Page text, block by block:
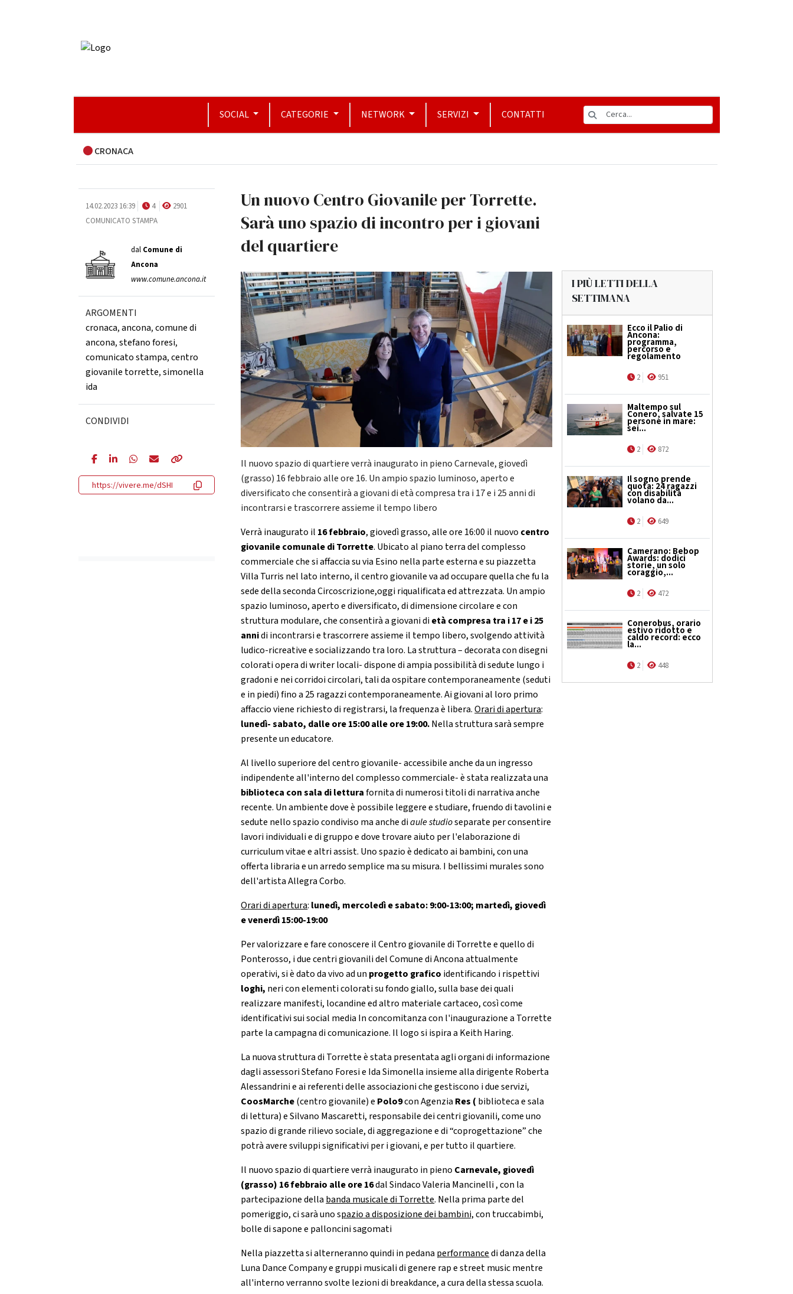
SOCIAL CATEGORIE NETWORK SERVIZI CONTATTI
CRONACA
14.02.2023 16:39 4
2901
COMUNICATO STAMPA
dal Comune di
Ancona
www.comune.ancona.it
ARGOMENTI
cronaca,ancona,comune di
ancona,stefano foresi,
comunicato stampa,centro
giovanile torrette,simonella
ida
CONDIVIDI
https://vivere.me/dSHI
Un nuovo Centro Giovanile per Torrette.
Sarà uno spazio di incontro per i giovani
del quartiere
Il nuovo spazio di quartiere verrà inaugurato in pieno Carnevale, giovedì
(grasso) 16 febbraio alle ore 16. Un ampio spazio luminoso, aperto e
diversificato che consentirà a giovani di età compresa tra i 17 e i 25 anni di
incontrarsi e trascorrere assieme il tempo libero
Verrà inaugurato il 16 febbraio, giovedì grasso, alle ore 16:00 il nuovo centro
giovanile comunale di Torrette. Ubicato al piano terra del complesso
commerciale che si affaccia su via Esino nella parte esterna e su piazzetta
Villa Turris nel lato interno, il centro giovanile va ad occupare quella che fu la
sede della seconda Circoscrizione,oggi riqualificata ed attrezzata. Un ampio
spazio luminoso, aperto e diversificato, di dimensione circolare e con
struttura modulare, che consentirà a giovani dietà compresa tra i 17 e i 25
annidi incontrarsi e trascorrere assieme il tempo libero, svolgendo attività
ludico-ricreative e socializzando tra loro. La struttura – decorata con disegni
colorati opera di writer locali- dispone di ampia possibilità di sedute lungo i
gradoni e nei corridoi circolari, tali da ospitare contemporaneamente (seduti
e in piedi) fino a 25 ragazzi contemporaneamente. Ai giovani al loro primo
affaccio viene richiesto di registrarsi, la frequenza è libera.Orari di apertura:
lunedì- sabato, dalle ore 15:00 alle ore 19:00.Nella struttura sarà sempre
presente un educatore.
Al livello superiore del centro giovanile- accessibile anche da un ingresso
indipendente all'interno del complesso commerciale- è stata realizzata una
biblioteca con sala di letturafornita di numerosi titoli di narrativa anche
recente. Un ambiente dove è possibile leggere e studiare, fruendo di tavolini e
sedute nello spazio condiviso ma anche diaule studioseparate per consentire
lavori individuali e di gruppo e dove trovare aiuto per l'elaborazione di
curriculum vitae e altri assist. Uno spazio è dedicato ai bambini, con una
offerta libraria e un arredo semplice ma su misura. I bellissimi murales sono
dell'artista Allegra Corbo.
Orari di apertura: lunedì, mercoledì e sabato: 9:00-13:00; martedì, giovedì
e venerdì 15:00-19:00
Per valorizzare e fare conoscere il Centro giovanile di Torrette e quello di
Ponterosso, i due centri giovanili del Comune di Ancona attualmente
operativi, si è dato da vivo ad un progetto grafico identificando i rispettivi
loghi, neri con elementi colorati su fondo giallo, sulla base dei quali
realizzare manifesti, locandine ed altro materiale cartaceo, così come
identificativi sui social media In concomitanza con l'inaugurazione a Torrette
parte la campagna di comunicazione. Il logo si ispira a Keith Haring.
La nuova struttura di Torrette è stata presentata agli organi di informazione
dagli assessori Stefano Foresi e Ida Simonella insieme alla dirigente Roberta
Alessandrini e ai referenti delle associazioni che gestiscono i due servizi,
CoosMarche(centro giovanile) e Polo9con Agenzia Res ( biblioteca e sala
di lettura) e Silvano Mascaretti, responsabile dei centri giovanili, come uno
spazio di grande rilievo sociale, di aggregazione e di “coprogettazione” che
potrà avere sviluppi significativi per i giovani, e per tutto il quartiere.
Il nuovo spazio di quartiere verrà inaugurato in pieno Carnevale, giovedì
(grasso) 16 febbraio alle ore 16dal Sindaco Valeria Mancinelli , con la
partecipazione della banda musicale di Torrette. Nella prima parte del
pomeriggio, ci sarà uno spazio a disposizione dei bambini,con truccabimbi,
bolle di sapone e palloncini sagomati
Nella piazzetta si alterneranno quindi in pedana performancedi danza della
Luna Dance Company e gruppi musicali di genere rap e street music mentre
all'interno verranno svolte lezioni di breakdance, a cura della stessa scuola.
I PIÙ LETTI DELLA
SETTIMANA
Ecco il Palio di
Ancona:
programma,
percorso e
regolamento
2 951
Maltempo sul
Conero, salvate 15
persone in mare:
sei...
2 872
Il sogno prende
quota: 24 ragazzi
con disabilità
volano da...
2 649
Camerano: Bebop
Awards: dodici
storie, un solo
coraggio,...
2 472
Conerobus, orario
estivo ridotto e
caldo record: ecco
la...
2 448